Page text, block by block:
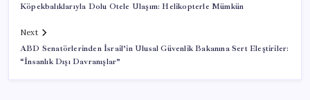
Köpekbalıklarıyla Dolu Otele Ulaşım: Helikopterle Mümkün
Next
ABD Senatörlerinden İsrail’in Ulusal Güvenlik Bakanına Sert Eleştiriler:
“İnsanlık Dışı Davranışlar”